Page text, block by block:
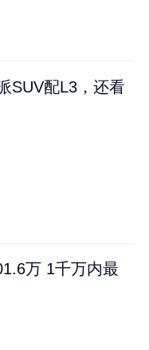
SUV配L3，还看
万 1千万内最